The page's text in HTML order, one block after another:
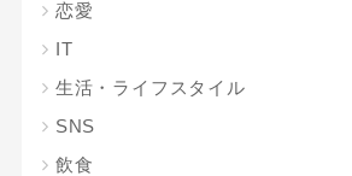
恋愛
IT
生活・ライフスタイル
SNS
飲食